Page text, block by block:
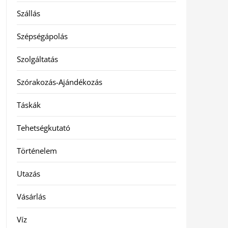
Szállás
Szépségápolás
Szolgáltatás
Szórakozás-Ajándékozás
Táskák
Tehetségkutató
Történelem
Utazás
Vásárlás
Víz